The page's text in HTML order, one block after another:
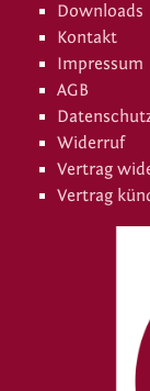
Downloads
Kontakt
Impressum
AGB
Widerruf
Vertrag
Vertrag